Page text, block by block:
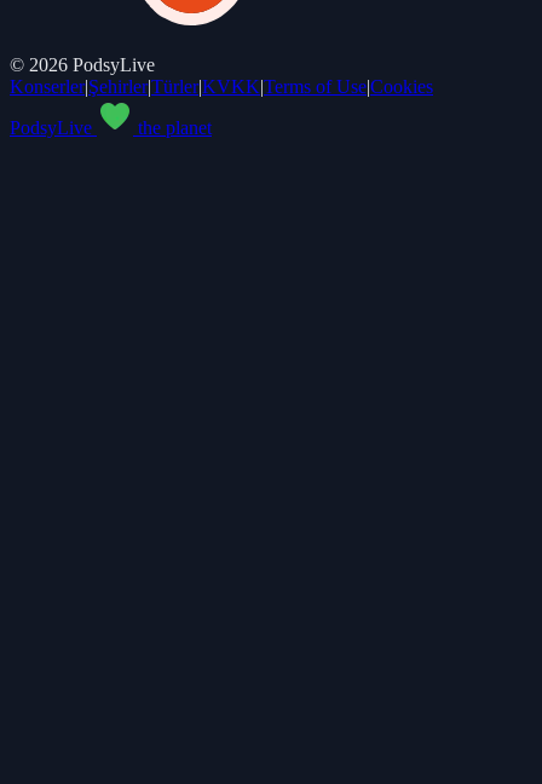
© 2026 PodsyLive
Konserler|Şehirler|Türler|KVKK|Terms of Use|Cookies
PodsyLive
the planet